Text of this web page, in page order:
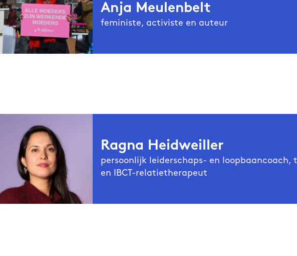
Anja Meulenbelt
feministe, activiste en auteur
vrouwenzaak is ze daarna altijd blijven dienen: met een eindeloze
publicaties én in de politiek. Onlangs verscheen
Pers, waarin ze pleit voor een hernieuwde waardering voor moederschap
maatschappij waarin zorg de ruimte krijgt die ze verdient.
Ragna Heidweiller
persoonlijk leiderschaps- en loopbaancoach,
en IBCT-relatietherapeut